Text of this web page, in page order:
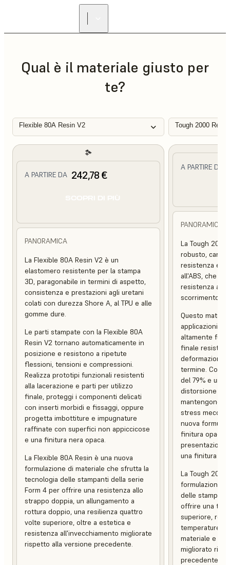
Qual è il materiale giusto per
te?
Flexible 80A Resin V2 Tough 2000
A PARTIRE DA 242,78 €
PANORAMICA
La Flexible 80A Resin V2 è un
elastomero resistente per la stampa
3D, paragonabile in termini di aspetto,
consistenza e prestazioni agli uretani
colati con durezza Shore A, al TPU e alle
gomme dure.
Le parti stampate con la Flexible 80A
Resin V2 tornano automaticamente in
posizione e resistono a ripetute
flessioni, tensioni e compressioni.
Realizza prototipi funzionali resistenti
alla lacerazione e parti per utilizzo
finale, proteggi i componenti delicati
con inserti morbidi e fissaggi, oppure
progetta imbottiture e impugnature
raffinate con superfici non appiccicose
e una finitura nera opaca.
La Flexible 80A Resin è una nuova
formulazione di materiale che sfrutta la
tecnologia delle stampanti della serie
Form 4 per offrire una resistenza allo
strappo doppia, un allungamento a
rottura doppio, una resilienza quattro
volte superiore, oltre a estetica e
resistenza all'invecchiamento migliorate
rispetto alla versione precedente.
A PARTIRE DA
PANORAMICA
La Tough
robusto,
resistenza e
all'ABS, che
resistenza alle
scorrimento.
Questo
applicazioni
altamente
finale
deformazione
termine. Con
del 79% e una
distorsione
mantengono
stress
nuova
finitura opaca,
presentazione
una finitura
La Tough 2000
formulazione
delle
offrire una
superiore,
temperature,
materiale e un
migliorato
precedente.